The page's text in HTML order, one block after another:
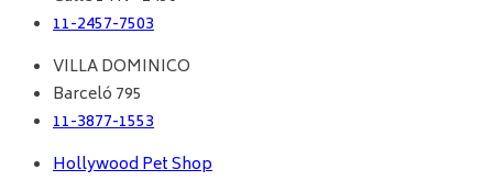
11-2457-7503
VILLA DOMINICO
Barceló 795
11-3877-1553
Hollywood Pet Shop